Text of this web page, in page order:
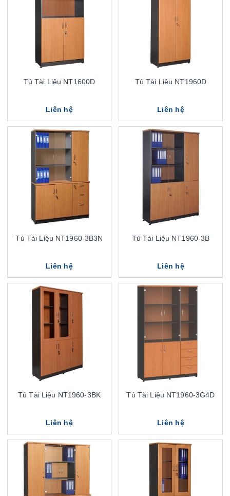
Tủ Tài Liệu NT1600D
Liên hệ
Tủ Tài Liệu NT1960D
Liên hệ
Tủ Tài Liệu NT1960-3B3N
Liên hệ
Tủ Tài Liệu NT1960-3B
Liên hệ
Tủ Tài Liệu NT1960-3BK
Liên hệ
Tủ Tài Liệu NT1960-3G4D
Liên hệ